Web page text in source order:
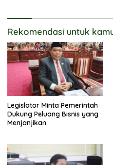
Rekomendasi untuk
Legislator Minta Pemerintah
Dukung Peluang Bisnis yang
Menjanjikan